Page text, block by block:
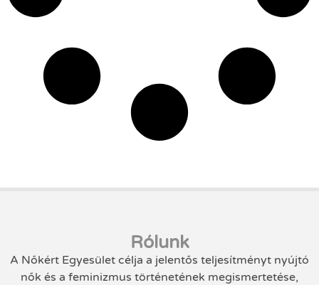
Rólunk
A Nőkért Egyesület célja a jelentős teljesítményt nyújtó
nők és a feminizmus történetének megismertetése,